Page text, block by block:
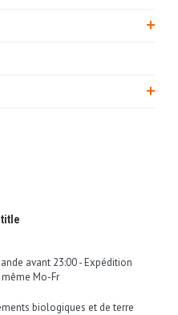
avant 23:00 - Expédition
Mo-Fr
biologiques et de terre